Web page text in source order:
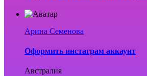
Арина Семенова
Оформить инстаграм аккаунт
Австралия